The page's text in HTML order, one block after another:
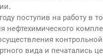
поступив на работу в
нефтехимического
вида и печатались